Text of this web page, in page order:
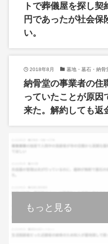
トで葬儀屋を探し
円であったが社会保
い。
2018年8月 墓地・墓石・納骨
納骨堂の事業者の住
っていたことが原因
来た。解約しても返
もっと見る